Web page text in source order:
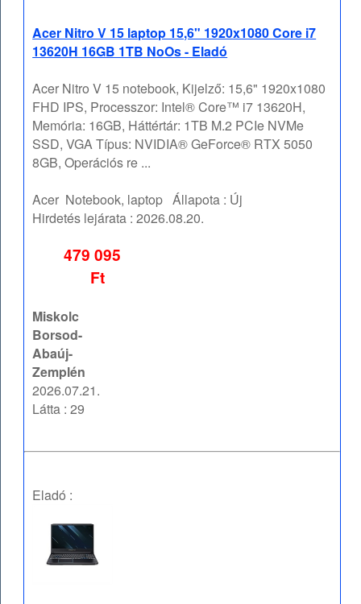
Acer Nitro V 15 laptop 15,6" 1920x1080 Core i7
13620H 16GB 1TB NoOs - Eladó
Acer Nitro V 15 notebook, Kijelző: 15,6" 1920x1080
FHD IPS, Processzor: Intel® Core™ i7 13620H,
Memória: 16GB, Háttértár: 1TB M.2 PCIe NVMe
SSD, VGA Típus: NVIDIA® GeForce® RTX 5050
8GB, Operációs re ...
Acer Notebook, laptop Állapota : Új
Hirdetés lejárata :2026.08.20.
479 095
Ft
Miskolc
Borsod-
Abaúj-
Zemplén
2026.07.21.
Látta : 29
Eladó :